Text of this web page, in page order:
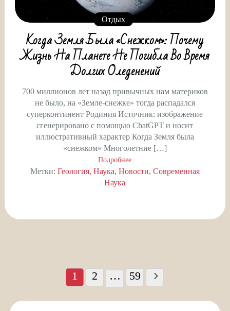
Отдых
Когда Земля Была «снежком»: Почему
Жизнь На Планете Не Погибла Во Время
Долгих Оледенений
700 миллионов лет назад привычных нам материков
не было, на «Земле-снежке» тогда распадался
суперконтинент Родиния Источник: изображение
сгенерировано с помощью ChatGPT и носит
иллюстративный характер Когда Земля была
«снежком» Многолетние […]
Подробнее
Метки: Геология Наука Новости Современная
Наука
Пагинация
записей 1 2 … 59